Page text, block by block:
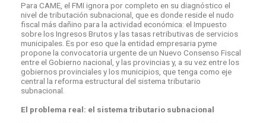
Para CAME, el FMI ignora por completo en su diagnóstico el
nivel de tributación subnacional, que es donde reside el nudo
fiscal más dañino para la actividad económica: el Impuesto
sobre los Ingresos Brutos y las tasas retributivas de servicios
municipales. Es por eso que la entidad empresaria pyme
propone la convocatoria urgente de un Nuevo Consenso Fiscal
entre el Gobierno nacional, y las provincias y, a su vez entre los
gobiernos provinciales y los municipios, que tenga como eje
central la reforma estructural del sistema tributario
subnacional.
El problema real: el sistema tributario subnacional